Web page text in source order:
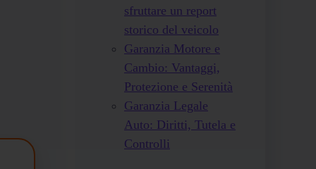
sfruttare un report
storico del veicolo
Garanzia Motore e
Cambio: Vantaggi,
Protezione e Serenità
Garanzia Legale
Auto: Diritti, Tutela e
Controlli